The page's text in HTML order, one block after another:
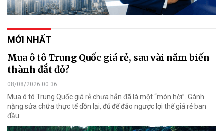
MỚI NHẤT
Mua ô tô Trung Quốc giá rẻ, sau vài năm biến
thành đắt đỏ?
08/08/2026 00:36
Mua ô tô Trung Quốc giá rẻ chưa hẳn đã là một “món hời”. Gánh
nặng sửa chữa thực tế dồn lại, đủ để đảo ngược lợi thế giá rẻ ban
đầu.